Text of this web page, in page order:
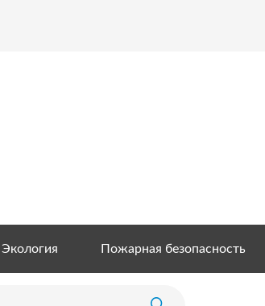
Экология Пожарная безопасность